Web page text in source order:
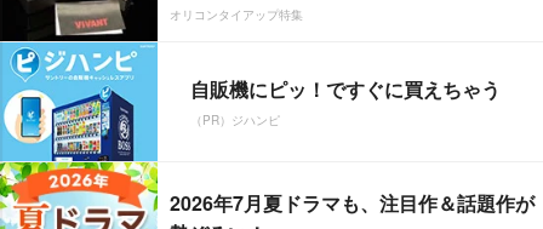
オリコンタイアップ特集
自販機にピッ！ですぐに買えちゃう
（PR）ジハンピ
2026年7月夏ドラマも、注目作＆話題作が